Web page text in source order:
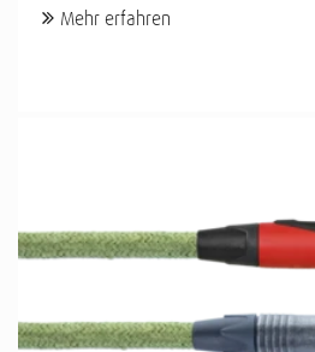
Mehr erfahren